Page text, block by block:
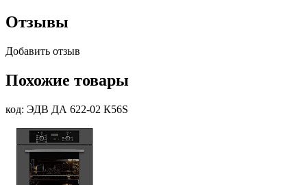
Отзывы
Добавить отзыв
Похожие товары
код: ЭДВ ДА 622-02 К56S